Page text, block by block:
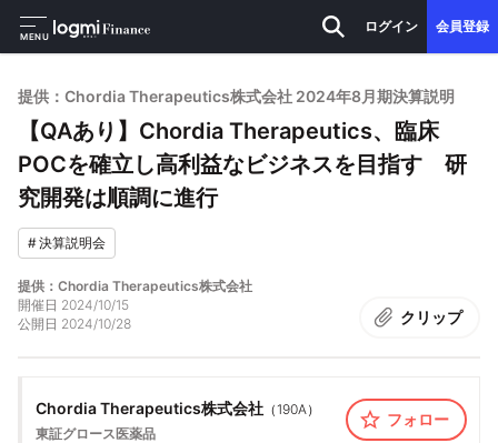
MENU
ログイン 会員登録
提供：Chordia Therapeutics株式会社 2024年8月期決算説明
【QAあり】Chordia Therapeutics、臨床
POCを確立し高利益なビジネスを目指す 研
究開発は順調に進行
#決算説明会
提供：Chordia Therapeutics株式会社
開催日 2024/10/15
公開日 2024/10/28 クリップ
Chordia Therapeutics株式会社 （ 190A）
東証グロース 医薬品
フォロー